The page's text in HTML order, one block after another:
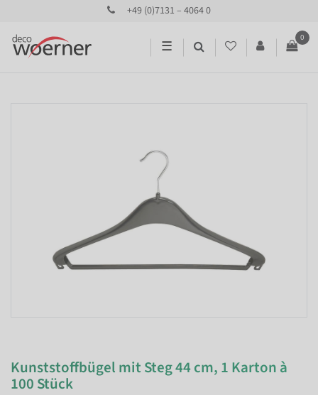
+49 (0)7131 – 4064 0
☰
0
Kunststoffbügel mit Steg 44 cm, 1 Karton à
100 Stück